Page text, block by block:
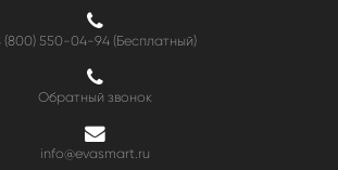
(800) 550-04-94(Бесплатный)
Обратный звонок
info@evasmart.ru